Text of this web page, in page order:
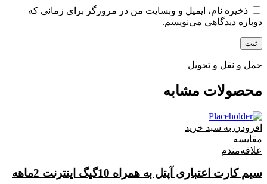
ذخیره نام، ایمیل و وبسایت من در مرورگر برای زمانی که
دوباره دیدگاهی می‌نویسم.
حمل و نقل و تحویل
محصولات مشابه
افزودن به سبد خرید
مقایسه
علاقه‌مندم
سیم کارت اعتباری آپتل به همراه 10گیگ اینترنت 2ماهه